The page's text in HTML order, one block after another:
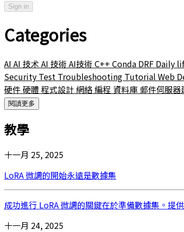
Sign in
Categories
AI AI 技术AI 技術 AI技術 C++ Conda DRF Daily
Security Test Troubleshooting Tutorial Web
硬件硬體 程式設計網絡編程 資料庫 郵件伺服器
閱讀更多
教學
十一月 25, 2025
LoRA 微調的開始永遠是數據集
成功進行 LoRA 微調的關鍵在於準備數據集。提
十一月 24, 2025